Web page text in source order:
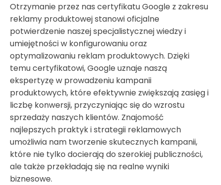
Otrzymanie przez nas certyfikatu Google z zakresu
reklamy produktowej stanowi oficjalne
potwierdzenie naszej specjalistycznej wiedzy i
umiejętności w konfigurowaniu oraz
optymalizowaniu reklam produktowych. Dzięki
temu certyfikatowi, Google uznaje naszą
ekspertyzę w prowadzeniu kampanii
produktowych, które efektywnie zwiększają zasięg i
liczbę konwersji, przyczyniając się do wzrostu
sprzedaży naszych klientów. Znajomość
najlepszych praktyk i strategii reklamowych
umożliwia nam tworzenie skutecznych kampanii,
które nie tylko docierają do szerokiej publiczności,
ale także przekładają się na realne wyniki
biznesowe.